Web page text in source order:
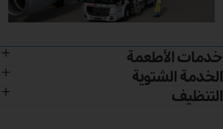
خدمات الأطعمة
الخدمة الشتوية
التنظيف